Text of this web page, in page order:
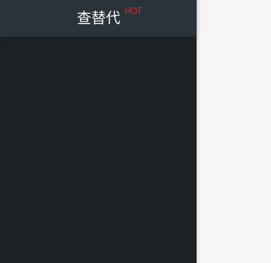
查替代 HOT